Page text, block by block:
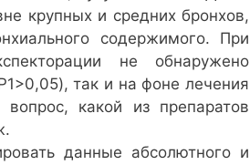
крупных и средних бронхов,
содержимого. При
не обнаружено
так и на фоне лечения
какой из препаратов
данные абсолютного и